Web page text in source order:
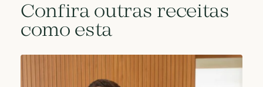
Confira outras receitas
como esta